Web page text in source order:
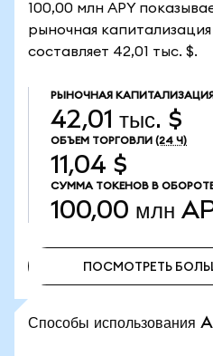
100,00 млн APY
рыночная капитализация
составляет 42,01 тыс. $.
РЫНОЧНАЯ
42,01 тыс. $
ОБЪЕМ ТОРГОВЛИ (24 Ч)
11,04 $
СУММА ТОКЕНОВ В
100,00 млн
ПОСМОТРЕТЬ
Способы